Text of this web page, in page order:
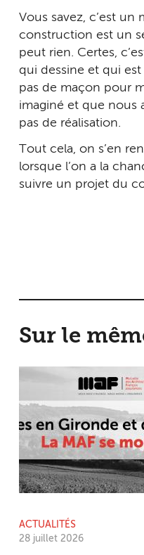
Vous savez, c’est un
construction est un
peut rien. Certes,
qui dessine et qui est
pas de maçon pour
imaginé et que nous
pas de réalisation.
Tout cela, on s’en
lorsque l’on a la
suivre un projet du
Sur le
ACTUALITÉS
28 juillet 2026